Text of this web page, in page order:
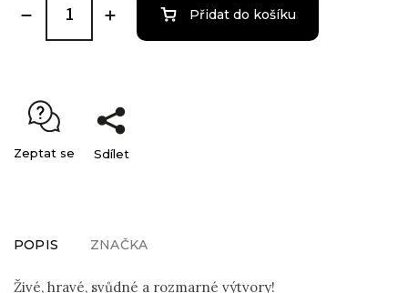
Přidat do košíku
Zeptat se Sdílet
POPIS ZNAČKA
Živé, hravé, svůdné a rozmarné výtvory!